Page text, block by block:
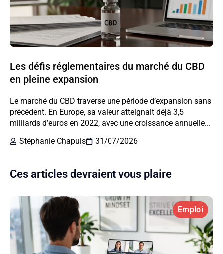
Les défis réglementaires du marché du CBD
en pleine expansion
Le marché du CBD traverse une période d’expansion sans
précédent. En Europe, sa valeur atteignait déjà 3,5
milliards d’euros en 2022, avec une croissance annuelle...
Stéphanie Chapuis
31/07/2026
Ces articles devraient vous plaire
Emploi